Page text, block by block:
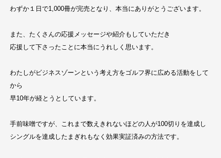
わずか１日で1,000冊が完売となり、本当にありがとうございます。
また、たくさんの応援メッセージや紹介もしていただき
応援して下さったことに本当にうれしく思います。
わたしがビジネスゾーンという考え方をゴルフ界に広める活動をして
から
早10年が経とうとしています。
手前味噌ですが、これまで数えきれないほどの人が100切りを達成し
シングルを達成したまぎれもなく効果実証済みの方法です。